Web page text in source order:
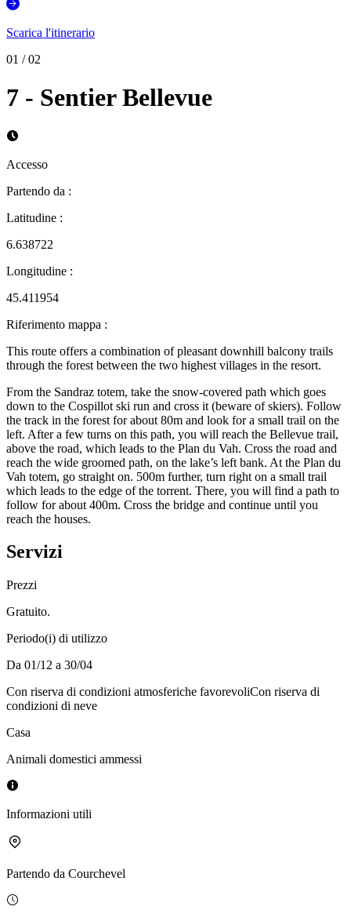
Scarica l'itinerario
01 /02
7 - Sentier Bellevue
Accesso
Partendo da :
Latitudine :
6.638722
Longitudine :
45.411954
Riferimento mappa :
This route offers a combination of pleasant downhill balcony trails
through the forest between the two highest villages in the resort.
From the Sandraz totem, take the snow-covered path which goes
down to the Cospillot ski run and cross it (beware of skiers). Follow
the track in the forest for about 80m and look for a small trail on the
left. After a few turns on this path, you will reach the Bellevue trail,
above the road, which leads to the Plan du Vah. Cross the road and
reach the wide groomed path, on the lake’s left bank. At the Plan du
Vah totem, go straight on. 500m further, turn right on a small trail
which leads to the edge of the torrent. There, you will find a path to
follow for about 400m. Cross the bridge and continue until you
reach the houses.
Servizi
Prezzi
Gratuito.
Periodo(i) di utilizzo
Da 01/12 a 30/04
Con riserva di condizioni atmosferiche favorevoliCon riserva di
condizioni di neve
Casa
Animali domestici ammessi
Informazioni utili
Partendo da Courchevel